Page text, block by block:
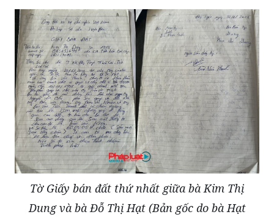
Tờ Giấy bán đất thứ nhất giữa bà Kim Thị
Dung và bà Đỗ Thị Hạt (Bản gốc do bà Hạt